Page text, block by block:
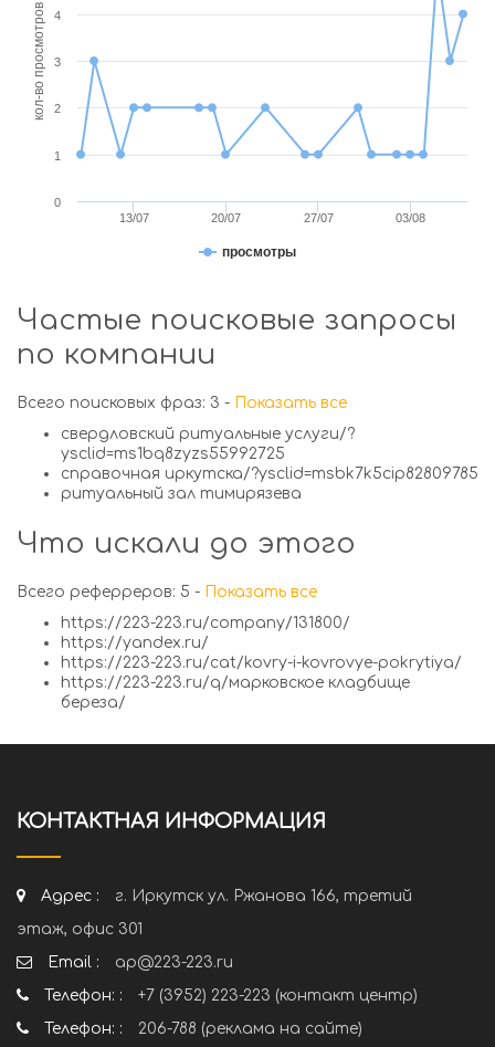
кол-во просмотров
просмотры
13/07 20/07 27/07 03/08
0
1
2
3
4
Частые поисковые запросы
по компании
Всего поисковых фраз: 3 - Показать все
свердловский ритуальные услуги/?
ysclid=ms1bq8zyzs55992725
справочная иркутска/?ysclid=msbk7k5cip82809785
ритуальный зал тимирязева
Что искали до этого
Всего реферреров: 5 - Показать все
https://223-223.ru/company/131800/
https://yandex.ru/
https://223-223.ru/cat/kovry-i-kovrovye-pokrytiya/
https://223-223.ru/q/марковское кладбище
береза/
КОНТАКТНАЯ ИНФОРМАЦИЯ
Адрес :
г. Иркутск ул. Ржанова 166, третий
этаж, офис 301
Email :
ap@223-223.ru
Телефон: :
+7 (3952) 223-223 (контакт центр)
Телефон: :
206-788 (реклама на сайте)